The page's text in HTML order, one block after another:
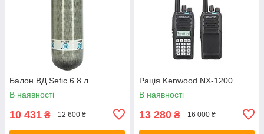
Балон ВД Sefic 6.8 л
В наявності
10 431 ₴ 12 600 ₴
Рація Kenwood NX-1200
В наявності
13 280 ₴ 16 000 ₴